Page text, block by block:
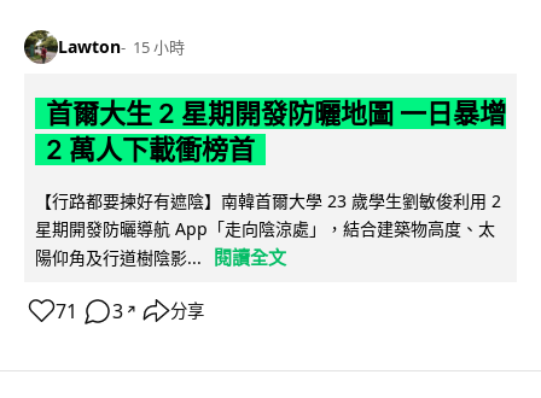
Lawton 15 小時
首爾大生 2 星期開發防曬地圖 一日暴增
2 萬人下載衝榜首
【行路都要揀好有遮陰】南韓首爾大學 23 歲學生劉敏俊利用 2
星期開發防曬導航 App「走向陰涼處」，結合建築物高度、太
陽仰角及行道樹陰影...
閱讀全文
71 3 ↗ 分享